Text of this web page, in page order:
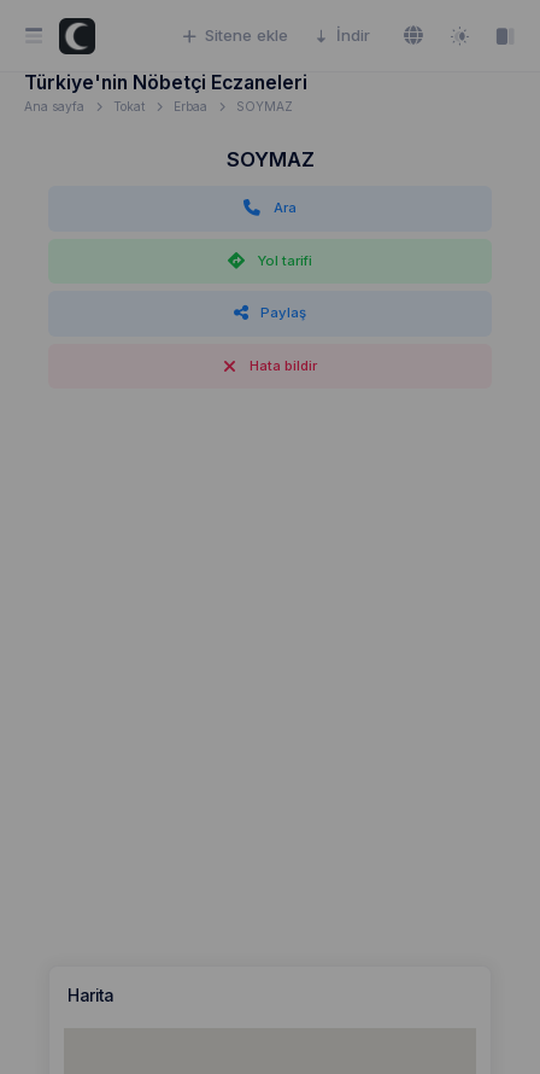
Sitene ekle İndir
Türkiye'nin Nöbetçi Eczaneleri
Ana sayfa Tokat Erbaa SOYMAZ
SOYMAZ
Ara
Yol tarifi
Paylaş
Hata bildir
Harita